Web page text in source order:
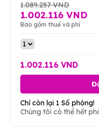
1.089.257 VND
1.002.116 VND
Bao gồm thuế và phí
1.002.116 VND
Chỉ còn lại 1 Số phòng!
Chúng tôi có thể hết